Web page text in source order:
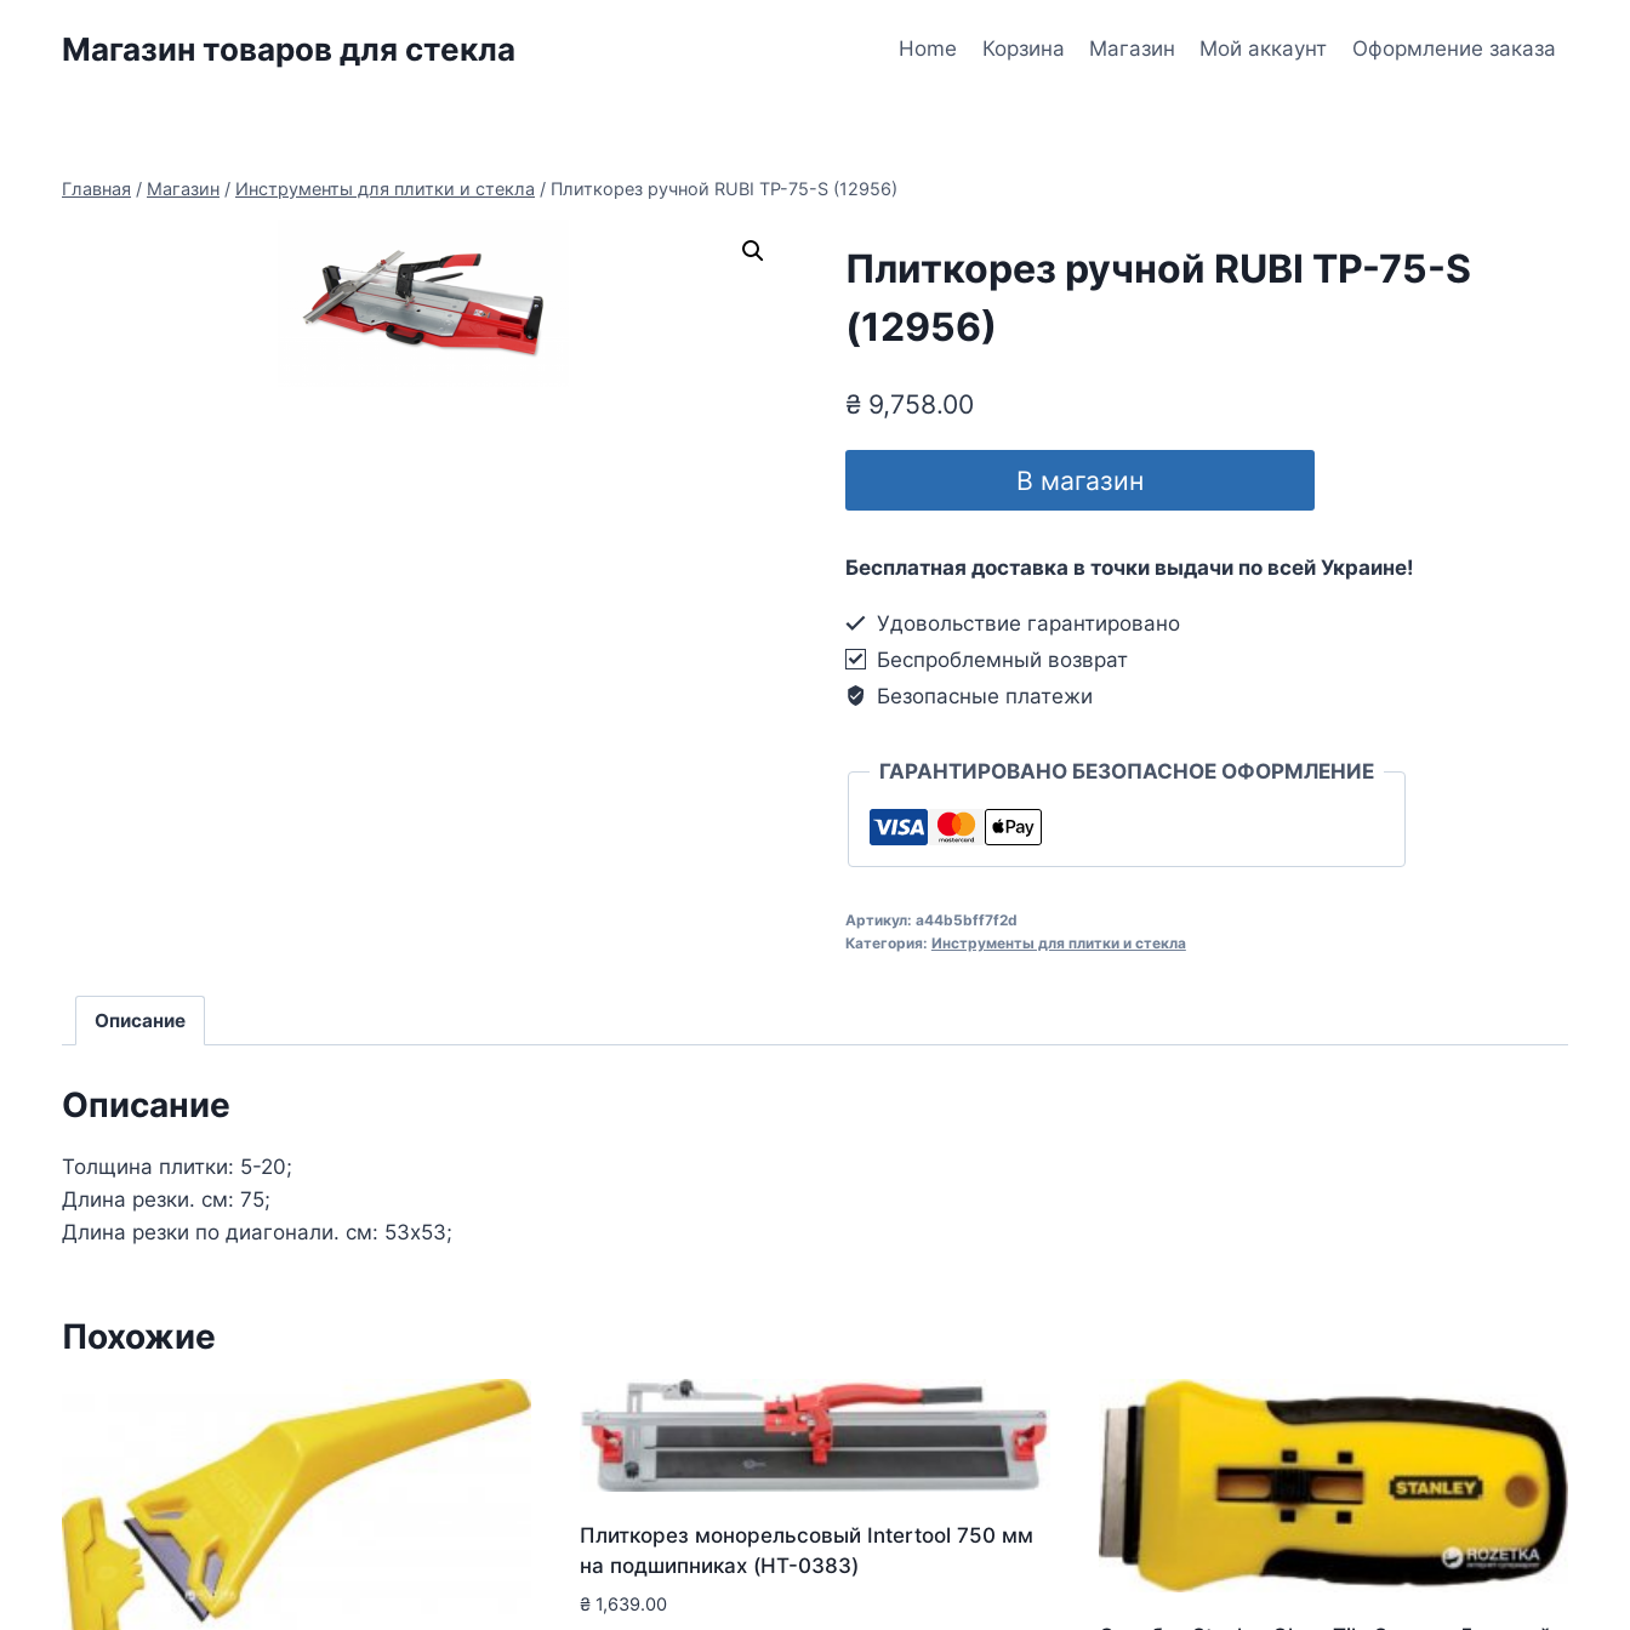
Магазин товаров для стекла Home Корзина Магазин Мой аккаунт Оформление заказа
Главная / Магазин / Инструменты для плитки и стекла / Плиткорез ручной RUBI TP-75-S (12956)
Плиткорез ручной RUBI TP-75-S
(12956)
₴9,758.00
В магазин
Бесплатная доставка в точки выдачи по всей Украине!
Удовольствие гарантировано
Беспроблемный возврат
Безопасные платежи
ГАРАНТИРОВАНО БЕЗОПАСНОЕ ОФОРМЛЕНИЕ
Артикул: a44b5bff7f2d
Категория: Инструменты для плитки и стекла
Описание
Описание
Толщина плитки: 5-20;
Длина резки. см: 75;
Длина резки по диагонали. см: 53х53;
Похожие
Плиткорез монорельсовый Intertool 750 мм
на подшипниках (HT-0383)
₴ 1,639.00